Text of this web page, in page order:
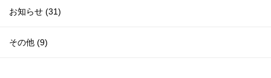
お知らせ (31)
その他 (9)